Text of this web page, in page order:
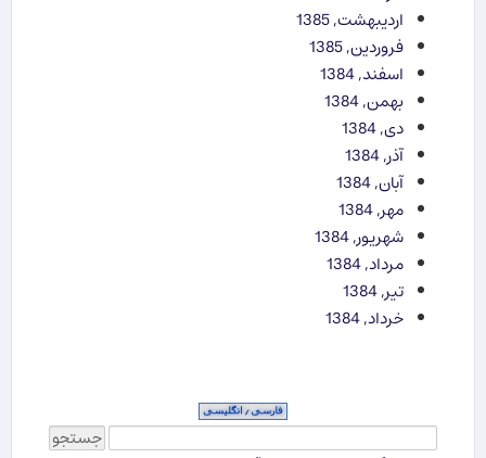
اردیبهشت, 1385
فروردین, 1385
اسفند, 1384
بهمن, 1384
دی, 1384
آذر, 1384
آبان, 1384
مهر, 1384
شهریور, 1384
مرداد, 1384
تیر, 1384
خرداد, 1384